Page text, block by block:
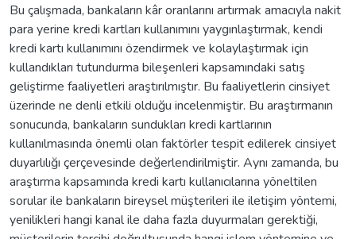
Bu çalışmada, bankaların kâr oranlarını artırmak amacıyla nakit
para yerine kredi kartları kullanımını yaygınlaştırmak, kendi
kredi kartı kullanımını özendirmek ve kolaylaştırmak için
kullandıkları tutundurma bileşenleri kapsamındaki satış
geliştirme faaliyetleri araştırılmıştır. Bu faaliyetlerin cinsiyet
üzerinde ne denli etkili olduğu incelenmiştir. Bu araştırmanın
sonucunda, bankaların sundukları kredi kartlarının
kullanılmasında önemli olan faktörler tespit edilerek cinsiyet
duyarlılığı çerçevesinde değerlendirilmiştir. Aynı zamanda, bu
araştırma kapsamında kredi kartı kullanıcılarına yöneltilen
sorular ile bankaların bireysel müşterileri ile iletişim yöntemi,
yenilikleri hangi kanal ile daha fazla duyurmaları gerektiği,